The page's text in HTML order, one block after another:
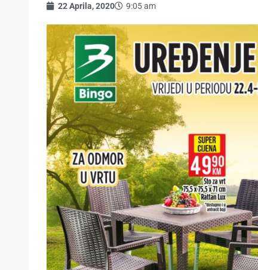
22 Aprila, 2020 9:05 am